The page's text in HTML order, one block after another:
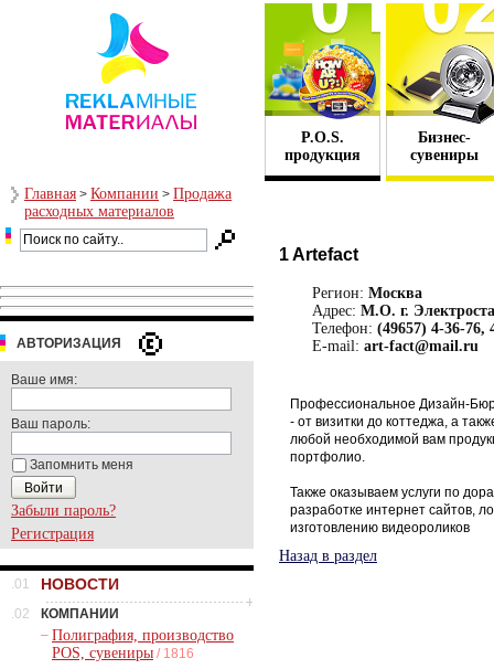
P.O.S.
продукция
Бизнес-
сувениры
Главная > Компании > Продажа
расходных материалов
АВТОРИЗАЦИЯ
Ваше имя:
Ваш пароль:
Запомнить меня
Забыли пароль?
Регистрация
.01 НОВОСТИ
.02
КОМПАНИИ
– Полиграфия, производство
POS, сувениры / 1816
1 Artefact
Регион: Москва
Адрес: М.О. г.
Телефон: (49657) 4-36-76,
E-mail: art-fact@mail.ru
Профессиональное Дизайн-
- от визитки до коттеджа, а
любой необходимой вам
портфолио.
Также оказываем услуги по
разработке интернет сайтов,
изготовлению видеороликов
Назад в раздел